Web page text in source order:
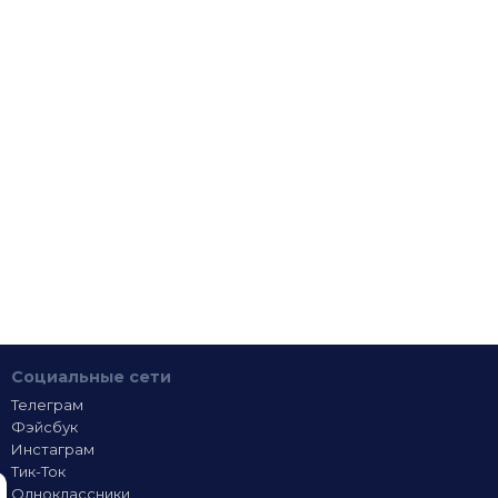
Социальные сети
Телеграм
Фэйсбук
Инстаграм
Тик-Ток
Одноклассники